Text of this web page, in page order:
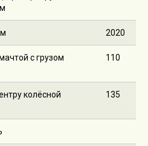
2020
с грузом
110
колёсной
135